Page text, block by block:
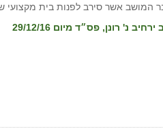
המושב אשר סירב לפנות בית מקצועי